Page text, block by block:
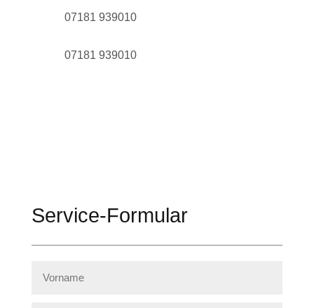
07181 939010
07181 939010
Service-Formular